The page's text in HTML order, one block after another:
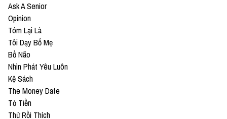
Ask A Senior
Opinion
Tóm Lại Là
Tôi Dạy Bố Mẹ
Bổ Não
Nhìn Phát Yêu Luôn
Kệ Sách
The Money Date
Tỏ Tiền
Thử Rồi Thích